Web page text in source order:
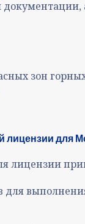
зон
лицензии для
лицензии